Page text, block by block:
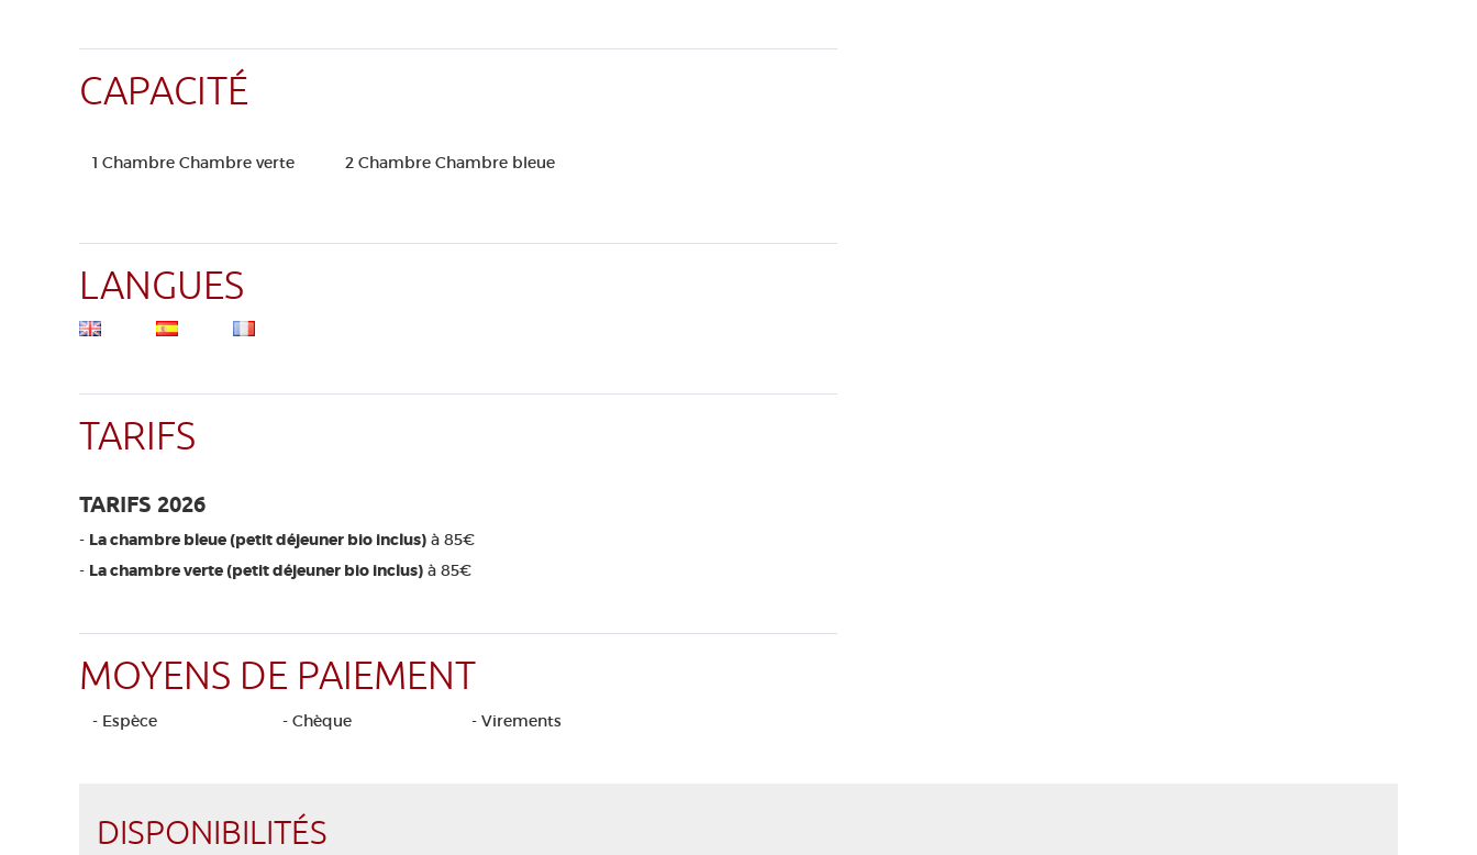
CAPACITÉ
1 Chambre Chambre verte 2 Chambre Chambre bleue
LANGUES
TARIFS
TARIFS 2026
- La chambre bleue (petit déjeuner bio inclus) à 85€
- La chambre verte (petit déjeuner bio inclus) à 85€
MOYENS DE PAIEMENT
- Espèce - Chèque - Virements
DISPONIBILITÉS